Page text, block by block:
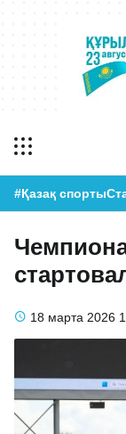
#Қазақ спорты
18 марта 2026